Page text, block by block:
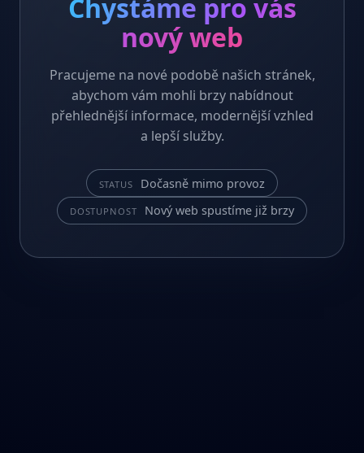
Chystáme pro vás
nový web
Pracujeme na nové podobě našich stránek,
abychom vám mohli brzy nabídnout
přehlednější informace, modernější vzhled
a lepší služby.
STATUS Dočasně mimo provoz
DOSTUPNOST Nový web spustíme již brzy